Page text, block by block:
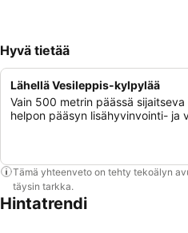
Hyvä tietää
Lähellä Vesileppis-kylpylää
Vain 500 metrin päässä
helpon pääsyn lisähyvinvointi- ja
Tämä yhteenveto on tehty tekoälyn
täysin tarkka.
Hintatrendi